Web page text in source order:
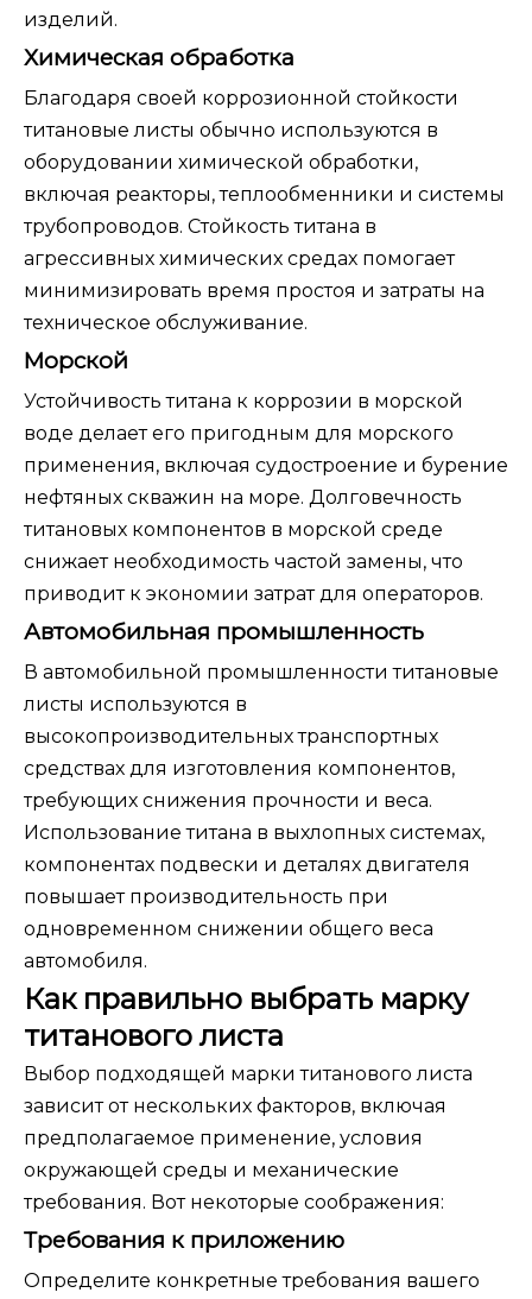
изделий.
Химическая обработка
Благодаря своей коррозионной стойкости
титановые листы обычно используются в
оборудовании химической обработки,
включая реакторы, теплообменники и системы
трубопроводов. Стойкость титана в
агрессивных химических средах помогает
минимизировать время простоя и затраты на
техническое обслуживание.
Морской
Устойчивость титана к коррозии в морской
воде делает его пригодным для морского
применения, включая судостроение и бурение
нефтяных скважин на море. Долговечность
титановых компонентов в морской среде
снижает необходимость частой замены, что
приводит к экономии затрат для операторов.
Автомобильная промышленность
В автомобильной промышленности титановые
листы используются в
высокопроизводительных транспортных
средствах для изготовления компонентов,
требующих снижения прочности и веса.
Использование титана в выхлопных системах,
компонентах подвески и деталях двигателя
повышает производительность при
одновременном снижении общего веса
автомобиля.
Как правильно выбрать марку
титанового листа
Выбор подходящей марки титанового листа
зависит от нескольких факторов, включая
предполагаемое применение, условия
окружающей среды и механические
требования. Вот некоторые соображения:
Требования к приложению
Определите конкретные требования вашего